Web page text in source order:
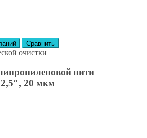
Сравнить
очистки
нити
20 мкм